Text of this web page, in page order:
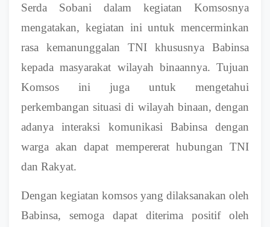
Serda Sobani dalam kegiatan Komsosnya
mengatakan, kegiatan ini untuk mencerminkan
rasa kemanunggalan TNI khususnya Babinsa
kepada masyarakat wilayah binaannya. Tujuan
Komsos ini juga untuk mengetahui
perkembangan situasi di wilayah binaan, dengan
adanya interaksi komunikasi Babinsa dengan
warga akan dapat mempererat hubungan TNI
dan Rakyat.
Dengan kegiatan komsos yang dilaksanakan oleh
Babinsa, semoga dapat diterima positif oleh